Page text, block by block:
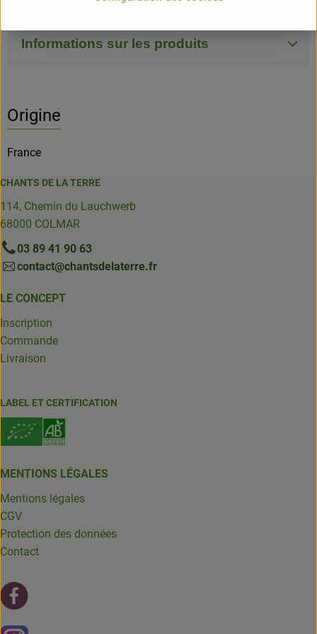
Informations sur les produits
Origine
France
CHANTS DE LA TERRE
114, Chemin du Lauchwerb
68000 COLMAR
03 89 41 90 63
contact@chantsdelaterre.fr
LE CONCEPT
Inscription
Commande
Livraison
LABEL ET CERTIFICATION
MENTIONS LÉGALES
Mentions légales
CGV
Protection des données
Contact